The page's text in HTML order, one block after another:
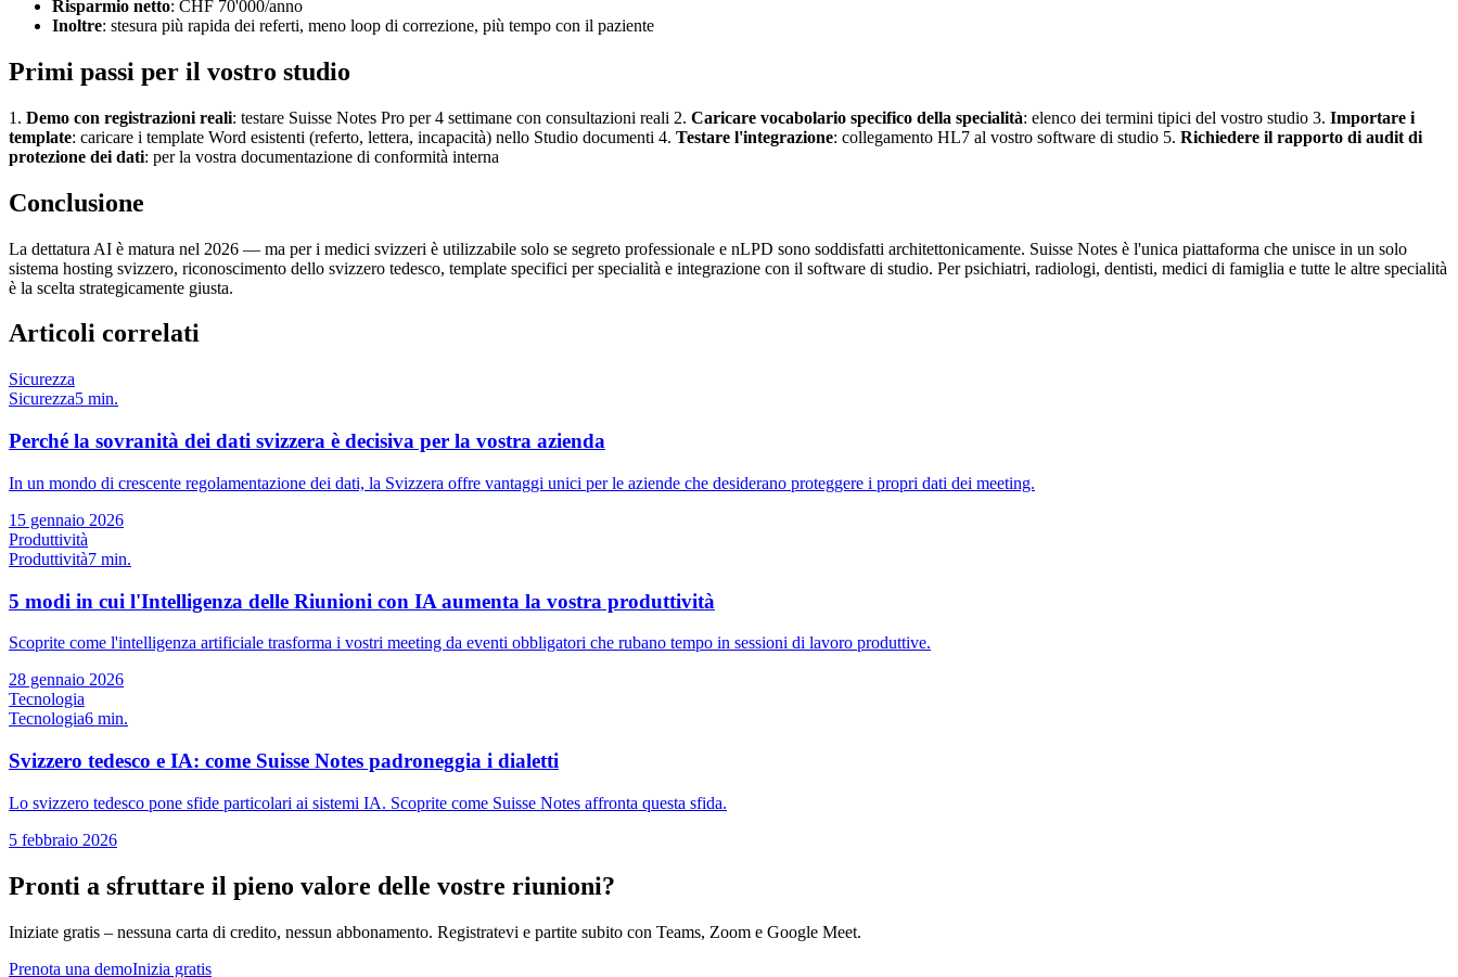
Risparmio netto: CHF 70'000/anno
Inoltre: stesura più rapida dei referti, meno loop di correzione, più tempo con il paziente
Primi passi per il vostro studio
1. Demo con registrazioni reali: testare Suisse Notes Pro per 4 settimane con consultazioni reali 2. Caricare vocabolario specifico della specialità: elenco dei termini tipici del vostro studio 3. Importare i
template: caricare i template Word esistenti (referto, lettera, incapacità) nello Studio documenti 4. Testare l'integrazione: collegamento HL7 al vostro software di studio 5. Richiedere il rapporto di audit di
protezione dei dati: per la vostra documentazione di conformità interna
Conclusione
La dettatura AI è matura nel 2026 — ma per i medici svizzeri è utilizzabile solo se segreto professionale e nLPD sono soddisfatti architettonicamente. Suisse Notes è l'unica piattaforma che unisce in un solo
sistema hosting svizzero, riconoscimento dello svizzero tedesco, template specifici per specialità e integrazione con il software di studio. Per psichiatri, radiologi, dentisti, medici di famiglia e tutte le altre specialità
è la scelta strategicamente giusta.
Articoli correlati
Sicurezza
Sicurezza5 min.
Perché la sovranità dei dati svizzera è decisiva per la vostra azienda
In un mondo di crescente regolamentazione dei dati, la Svizzera offre vantaggi unici per le aziende che desiderano proteggere i propri dati dei meeting.
15 gennaio 2026
Produttività
Produttività7 min.
5 modi in cui l'Intelligenza delle Riunioni con IA aumenta la vostra produttività
Scoprite come l'intelligenza artificiale trasforma i vostri meeting da eventi obbligatori che rubano tempo in sessioni di lavoro produttive.
28 gennaio 2026
Tecnologia
Tecnologia6 min.
Svizzero tedesco e IA: come Suisse Notes padroneggia i dialetti
Lo svizzero tedesco pone sfide particolari ai sistemi IA. Scoprite come Suisse Notes affronta questa sfida.
5 febbraio 2026
Pronti a sfruttare il pieno valore delle vostre riunioni?
Iniziate gratis – nessuna carta di credito, nessun abbonamento. Registratevi e partite subito con Teams, Zoom e Google Meet.
Prenota una demoInizia gratis